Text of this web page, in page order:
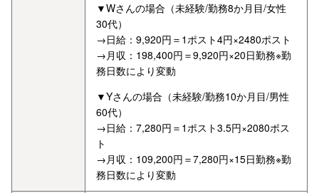
▼Wさんの場合（未経験/勤務8か月目/女性
30代）
→日給：9,920円＝1ポスト4円×2480ポスト
→月収：198,400円＝9,920円×20日勤務※勤
務日数により変動
▼Yさんの場合（未経験/勤務10か月目/男性
60代）
→日給：7,280円＝1ポスト3.5円×2080ポス
ト
→月収：109,200円＝7,280円×15日勤務※勤
務日数により変動